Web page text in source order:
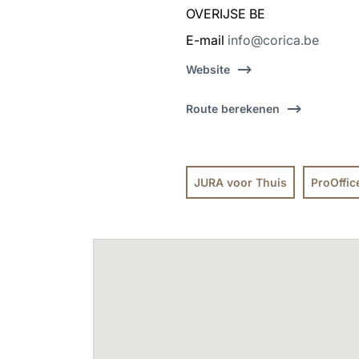
OVERIJSE BE
E-mail info@corica.be
Website
Route berekenen
JURA voor Thuis